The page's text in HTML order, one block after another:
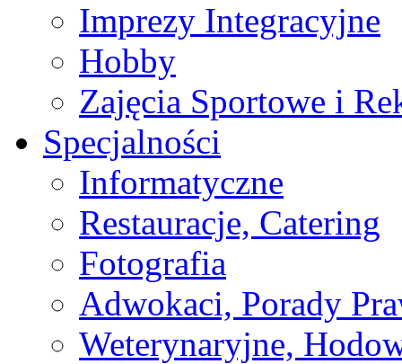
Imprezy Integracyjne
Hobby
Zajęcia Sportowe i
Specjalności
Informatyczne
Restauracje, Catering
Fotografia
Adwokaci, Porady
Weterynaryjne,